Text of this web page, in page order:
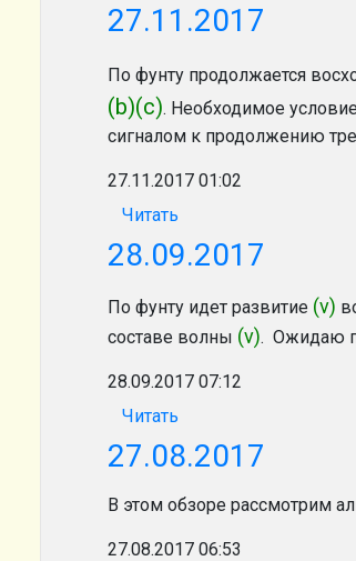
27.11.2017
По фунту продолжается
(b)(c). Необходимое
сигналом к продолжению
27.11.2017 01:02
Читать
28.09.2017
По фунту идет развитие (v)
составе волны (v). Ожидаю
28.09.2017 07:12
Читать
27.08.2017
В этом обзоре рассмотрим
27.08.2017 06:53